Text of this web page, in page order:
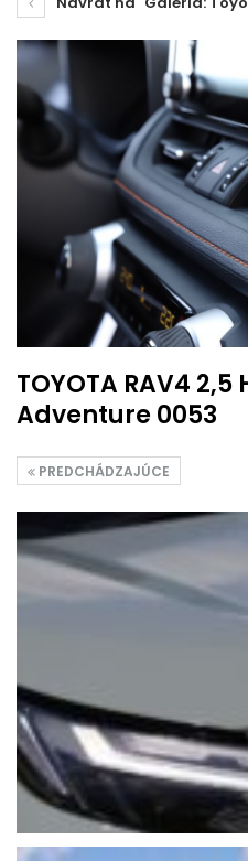
TOYOTA RAV4
Adventure 0053
PREDCHÁDZAJÚCE